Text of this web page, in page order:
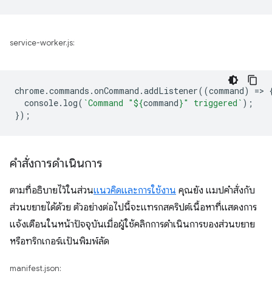
service-worker.js:
chrome.commands .onCommand .addListener((command) =>
console. log( `Command "${command}" triggered` );
});
คำสั่งการดำเนินการ
ตามที่อธิบายไว้ในส่วนแนวคิดและการใช้งาน คุณยัง แมปคำสั่งกับ
ส่วนขยายได้ด้วย ตัวอย่างต่อไปนี้จะแทรกสคริปต์เนื้อหาที่แสดงการ
แจ้งเตือนในหน้าปัจจุบันเมื่อผู้ใช้คลิกการดำเนินการของส่วนขยาย
หรือทริกเกอร์แป้นพิมพ์ลัด
manifest.json: